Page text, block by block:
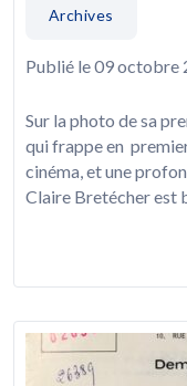
Archives
Publié le 09 octobre
Sur la photo de sa
qui frappe en
cinéma, et une
Claire Bretécher est